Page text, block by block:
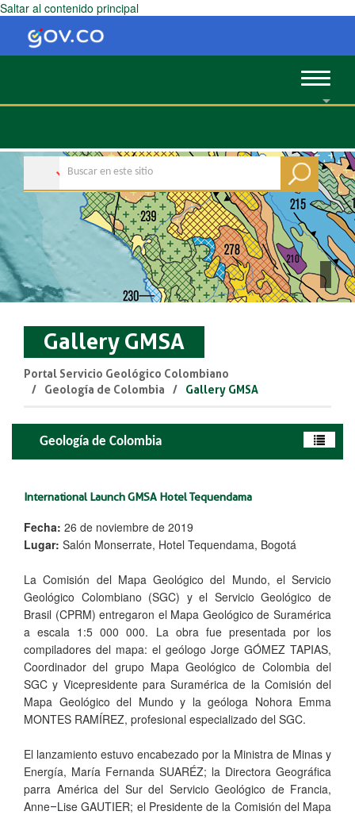
Saltar al contenido principal
Toggle
Gallery GMSA
Portal Servicio Geológico Colombiano
Geología de Colombia
Gallery GMSA
Geología de Colombia
​​International Launch GMSA Hotel Tequendama
​Fecha: 26 de noviembre de 2019
Lugar: Salón Monserrate, Hotel Tequendama, Bogotá
La Comisión del Mapa Geológico del Mundo, el Servicio
Geológico Colombiano (SGC) y el Servicio Geológico de
Brasil (CPRM) entregaron el Mapa Geológico de Suramérica
a escala 1:5 000 000. La obra fue presentada por los
compiladores del mapa: el geólogo Jorge GÓMEZ TAPIAS,
Coordinador del grupo Mapa Geológico de Co​lombia del
SGC y Vicepresidente para Suramérica de la Comisión del
Mapa Geológico del Mundo y la geóloga Nohora Emma
MONTES RAMÍREZ, profesional especializado del SGC.
El lanzamiento estuvo encabezado por la Ministra de Minas y
Energía, María Fernanda SUARÉZ; la Directora Geográfica
parra América del Sur del Servicio Geológico de Francia,
Anne–Lise GAUTIER; el Presidente de la Comisión del Mapa